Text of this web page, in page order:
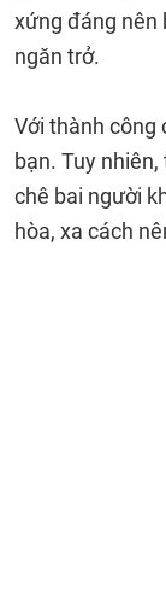
xứng đáng nên
ngăn trở.
Với thành công
bạn. Tuy
chê bai người
hòa, xa cách